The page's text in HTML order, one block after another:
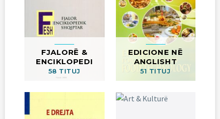
FJALORË &
ENCIKLOPEDI
58 TITUJ
EDICIONE NË
ANGLISHT
51 TITUJ